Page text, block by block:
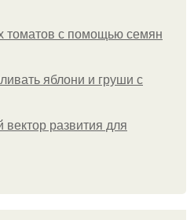
томатов с помощью семян
яблони и груши с
развития для